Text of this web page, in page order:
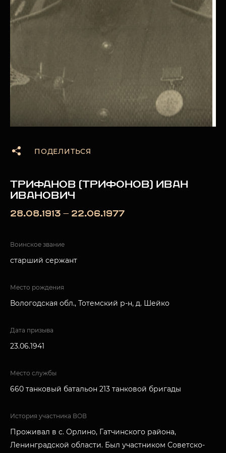
ПОДЕЛИТЬСЯ
ТРИФАНОВ (ТРИФОНОВ) ИВАН
ИВАНОВИЧ
28.08.1913 — 22.06.1977
Воинское звание
старший сержант
Место рождения
Вологодская обл., Тотемский р-н, д. Шейко
Дата призыва
23.06.1941
Место службы
660 танковый батальон 213 танковой бригады
История участника ВОВ
Проживал в с. Орлино, Гатчинского района,
Ленинградской области. Был участником Советско-